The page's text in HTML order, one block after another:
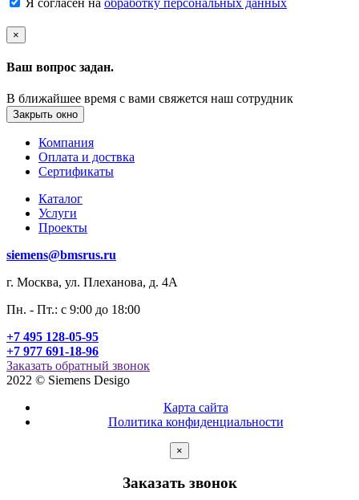
×
Ваш вопрос задан.
В ближайшее время с вами свяжется наш сотрудник
Закрыть окно
Компания
Оплата и доствка
Сертификаты
Каталог
Услуги
Проекты
siemens@bmsrus.ru
г. Москва, ул. Плеханова, д. 4А
Пн. - Пт.: c 9:00 до 18:00
+7 495 128-05-95
+7 977 691-18-96
Заказать обратный звонок
2022 © Siemens Desigo
Карта сайта
Политика конфиденциальности
×
Заказать звонок